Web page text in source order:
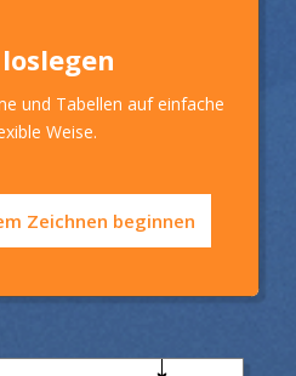
und Tabellen auf einfache
Weise.
Zeichnen beginnen